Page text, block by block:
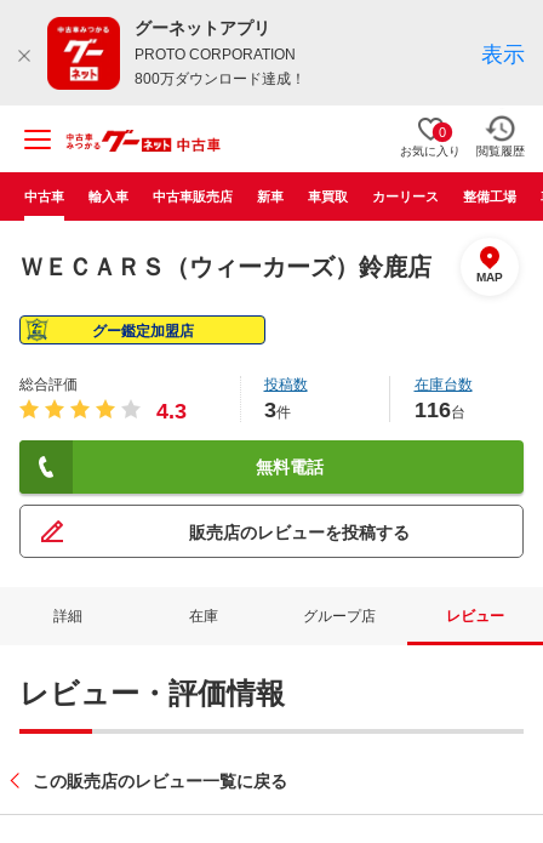
グーネットアプリ
PROTO CORPORATION
800万ダウンロード達成！
表示
0
お気に入り 閲覧履歴
中古車 輸入車 中古車販売店 新車 車買取 カーリース 整備工場
ＷＥＣＡＲＳ（ウィーカーズ）鈴鹿店 MAP
グー鑑定加盟店
総合評価
4.3
投稿数
3件
在庫台数
116台
無料電話
販売店のレビューを投稿する
詳細 在庫 グループ店 レビュー
レビュー・評価情報
この販売店のレビュー一覧に戻る